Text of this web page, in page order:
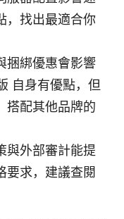
，找出最適合你
捆綁優惠會影響
自身有優點，但
搭配其他品牌的
與外部審計能提
要求，建議查閱